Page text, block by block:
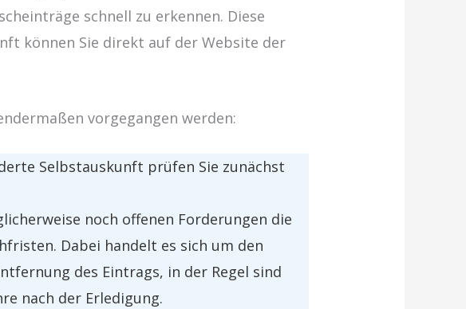
schnell zu erkennen. Diese
können Sie direkt auf der Website der
vorgegangen werden:
Selbstauskunft prüfen Sie zunächst
noch offenen Forderungen die
Dabei handelt es sich um den
des Eintrags, in der Regel sind
nach der Erledigung.